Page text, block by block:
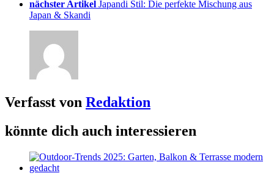
nächster Artikel Japandi Stil: Die perfekte Mischung aus
Japan & Skandi
Verfasst von Redaktion
könnte dich auch interessieren